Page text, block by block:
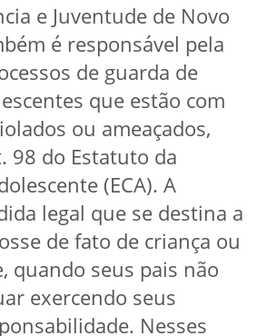
e Juventude de Novo
é responsável pela
de guarda de
que estão com
ou ameaçados,
98 do Estatuto da
(ECA). A
legal que se destina a
de fato de criança ou
quando seus pais não
exercendo seus
Nesses